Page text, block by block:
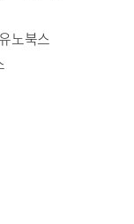
노북스